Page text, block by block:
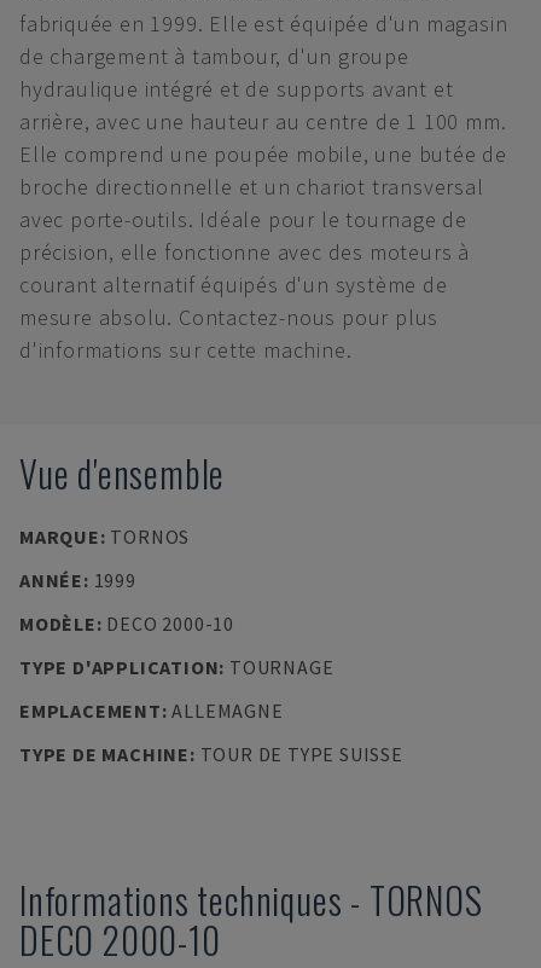
fabriquée en 1999. Elle est équipée d'un magasin
de chargement à tambour, d'un groupe
hydraulique intégré et de supports avant et
arrière, avec une hauteur au centre de 1 100 mm.
Elle comprend une poupée mobile, une butée de
broche directionnelle et un chariot transversal
avec porte-outils. Idéale pour le tournage de
précision, elle fonctionne avec des moteurs à
courant alternatif équipés d'un système de
mesure absolu. Contactez-nous pour plus
d'informations sur cette machine.
Vue d'ensemble
MARQUE: TORNOS
ANNÉE: 1999
MODÈLE: DECO 2000-10
TYPE D'APPLICATION: TOURNAGE
EMPLACEMENT:ALLEMAGNE
TYPE DE MACHINE: TOUR DE TYPE SUISSE
Informations techniques - TORNOS
DECO 2000-10